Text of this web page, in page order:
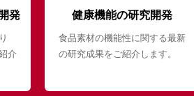
発
介
健康機能の研究開発
食品素材の機能性に関する最新
の研究成果をご紹介します。